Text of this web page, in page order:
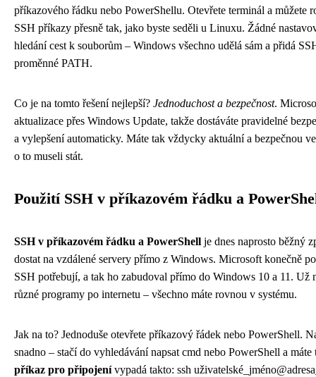
příkazového řádku nebo PowerShellu. Otevřete terminál a můžete
SSH příkazy přesně tak, jako byste seděli u Linuxu. Žádné
hledání cest k souborům – Windows všechno udělá sám a přidá
proměnné PATH.
Co je na tomto řešení nejlepší? Jednoduchost a bezpečnost.
aktualizace přes Windows Update, takže dostáváte pravidelné
a vylepšení automaticky. Máte tak vždycky aktuální a bezpečnou
o to museli stát.
Použití SSH v příkazovém řádku a
SSH v příkazovém řádku a PowerShell je dnes naprosto běžný
dostat na vzdálené servery přímo z Windows. Microsoft konečně
SSH potřebují, a tak ho zabudoval přímo do Windows 10 a 11. Už
různé programy po internetu – všechno máte rovnou v systému.
Jak na to? Jednoduše otevřete příkazový řádek nebo PowerShell.
snadno – stačí do vyhledávání napsat cmd nebo PowerShell a
příkaz pro připojenívypadá takto: ssh